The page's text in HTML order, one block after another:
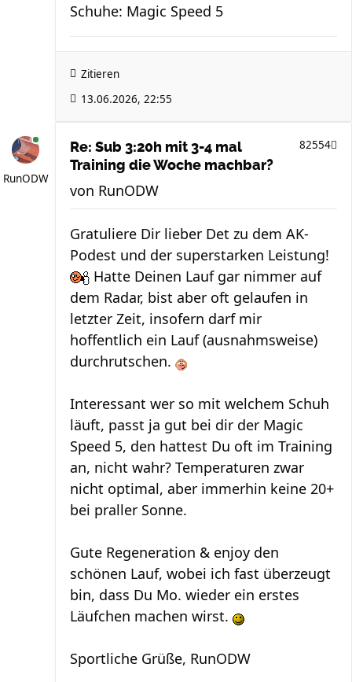
Schuhe: Magic Speed 5
Zitieren
13.06.2026, 22:55
RunODW
Re: Sub 3:20h mit 3-4 mal
Training die Woche machbar?
82554
von RunODW
Gratuliere Dir lieber Det zu dem AK-
Podest und der superstarken Leistung!
Hatte Deinen Lauf gar nimmer auf
dem Radar, bist aber oft gelaufen in
letzter Zeit, insofern darf mir
hoffentlich ein Lauf (ausnahmsweise)
durchrutschen.
Interessant wer so mit welchem Schuh
läuft, passt ja gut bei dir der Magic
Speed 5, den hattest Du oft im Training
an, nicht wahr? Temperaturen zwar
nicht optimal, aber immerhin keine 20+
bei praller Sonne.
Gute Regeneration & enjoy den
schönen Lauf, wobei ich fast überzeugt
bin, dass Du Mo. wieder ein erstes
Läufchen machen wirst.
Sportliche Grüße, RunODW